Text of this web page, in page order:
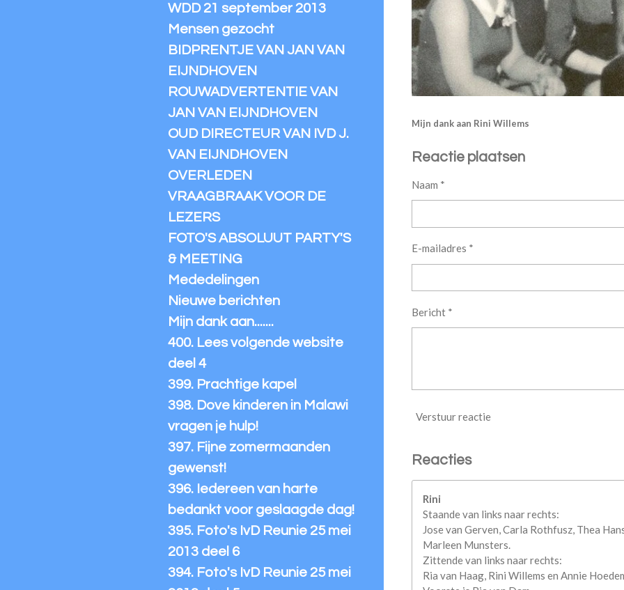
Mijn dank aan Rini Willems
Reactie plaatsen
Naam *
E-mailadres *
Bericht *
Verstuur reactie
Reacties
Rini
Staande van links naar rechts:
Jose van Gerven, Carla Rothfusz, Thea
Marleen Munsters.
Zittende van links naar rechts:
Ria van Haag, Rini Willems en Annie
WDD 21 september 2013
Mensen gezocht
BIDPRENTJE VAN JAN VAN
EIJNDHOVEN
ROUWADVERTENTIE VAN
JAN VAN EIJNDHOVEN
OUD DIRECTEUR VAN IVD J.
VAN EIJNDHOVEN
OVERLEDEN
VRAAGBRAAK VOOR DE
LEZERS
FOTO'S ABSOLUUT PARTY'S
& MEETING
Mededelingen
Nieuwe berichten
Mijn dank aan.......
400. Lees volgende website
deel 4
399. Prachtige kapel
398. Dove kinderen in Malawi
vragen je hulp!
397. Fijne zomermaanden
gewenst!
396. Iedereen van harte
bedankt voor geslaagde dag!
395. Foto's IvD Reunie 25 mei
2013 deel 6
394. Foto's IvD Reunie 25 mei